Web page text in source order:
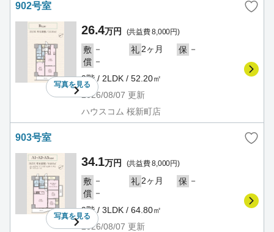
902号室
写真を見る
26.4万円 (共益費 8,000円)
敷 － 礼 2ヶ月 保 －
償 －
9階 / 2LDK / 52.20㎡
2026/08/07 更新
ハウスコム 桜新町店
903号室
写真を見る
34.1万円 (共益費 8,000円)
敷 － 礼 2ヶ月 保 －
償 －
9階 / 3LDK / 64.80㎡
2026/08/07 更新